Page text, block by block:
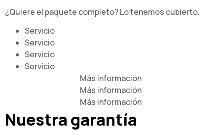
¿Quiere el paquete completo? Lo tenemos cubierto.
Servicio
Servicio
Servicio
Servicio
Más información
Más información
Más información
Nuestra garantía